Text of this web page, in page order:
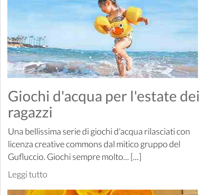
Giochi d'acqua per l'estate dei
ragazzi
Una bellissima serie di giochi d'acqua rilasciati con
licenza creative commons dal mitico gruppo del
Gufluccio. Giochi sempre molto... [...]
Leggi tutto